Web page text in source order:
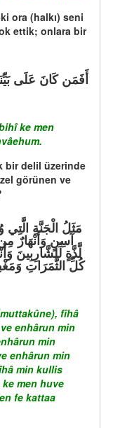
ora (halkı) seni
ettik; onlara bir
ke men
bir delil üzerinde
görünen ve
آسِنٍ وَأَنْهَارٌ
لَّذَّةٍ لِّلشَّارِبِينَ
كُلِّ الثَّمَرَاتِ
fîhâ
enhârun min
min
enhârun min
min kullis
men huve
fe kattaa